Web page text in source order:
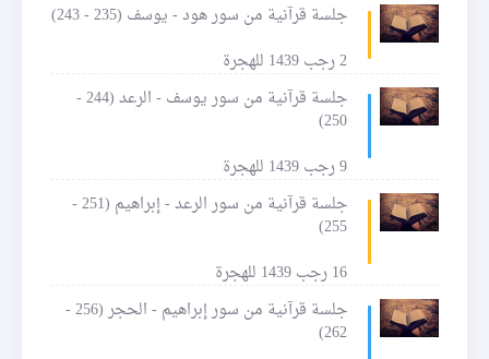
جلسة قرآنية من سور هود - يوسف (235 - 243)
2 رجب 1439 للهجرة
جلسة قرآنية من سور يوسف - الرعد (244 -
250)
9 رجب 1439 للهجرة
جلسة قرآنية من سور الرعد - إبراهيم (251 -
255)
16 رجب 1439 للهجرة
جلسة قرآنية من سور إبراهيم - الحجر (256 -
262)